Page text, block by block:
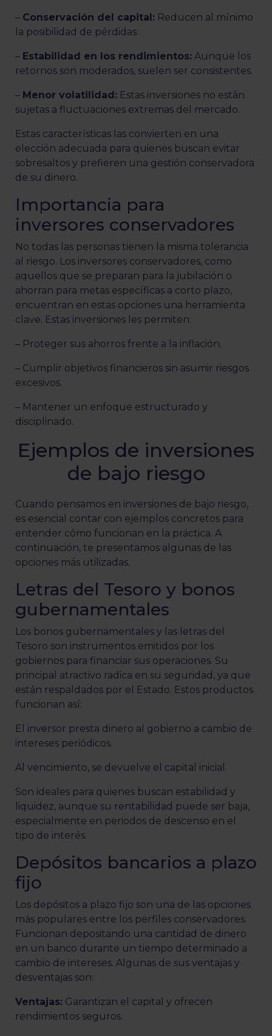
– Conservación del capital: Reducen al mínimo
la posibilidad de pérdidas.
– Estabilidad en los rendimientos: Aunque los
retornos son moderados, suelen ser consistentes.
– Menor volatilidad: Estas inversiones no están
sujetas a fluctuaciones extremas del mercado.
Estas características las convierten en una
elección adecuada para quienes buscan evitar
sobresaltos y prefieren una gestión conservadora
de su dinero.
Importancia para
inversores conservadores
No todas las personas tienen la misma tolerancia
al riesgo. Los inversores conservadores, como
aquellos que se preparan para la jubilación o
ahorran para metas específicas a corto plazo,
encuentran en estas opciones una herramienta
clave. Estas inversiones les permiten:
– Proteger sus ahorros frente a la inflación.
– Cumplir objetivos financieros sin asumir riesgos
excesivos.
– Mantener un enfoque estructurado y
disciplinado.
Ejemplos de inversiones
de bajo riesgo
Cuando pensamos en inversiones de bajo riesgo,
es esencial contar con ejemplos concretos para
entender cómo funcionan en la práctica. A
continuación, te presentamos algunas de las
opciones más utilizadas.
Letras del Tesoro y bonos
gubernamentales
Los bonos gubernamentales y las letras del
Tesoro son instrumentos emitidos por los
gobiernos para financiar sus operaciones. Su
principal atractivo radica en su seguridad, ya que
están respaldados por el Estado. Estos productos
funcionan así:
El inversor presta dinero al gobierno a cambio de
intereses periódicos.
Al vencimiento, se devuelve el capital inicial.
Son ideales para quienes buscan estabilidad y
liquidez, aunque su rentabilidad puede ser baja,
especialmente en periodos de descenso en el
tipo de interés.
Depósitos bancarios a plazo
fijo
Los depósitos a plazo fijo son una de las opciones
más populares entre los perfiles conservadores.
Funcionan depositando una cantidad de dinero
en un banco durante un tiempo determinado a
cambio de intereses. Algunas de sus ventajas y
desventajas son:
Ventajas: Garantizan el capital y ofrecen
rendimientos seguros.